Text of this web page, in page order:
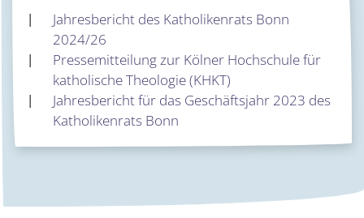
Jahresbericht des Katholikenrats Bonn
2024/26
Pressemitteilung zur Kölner Hochschule für
katholische Theologie (KHKT)
Jahresbericht für das Geschäftsjahr 2023 des
Katholikenrats Bonn